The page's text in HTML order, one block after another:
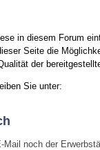
in diesem Forum
Seite die
der
Sie unter:
noch der